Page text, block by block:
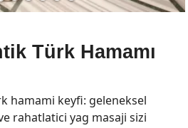
Türk Hamamı
hamami keyfi: geleneksel
rahatlatici yag masaji sizi